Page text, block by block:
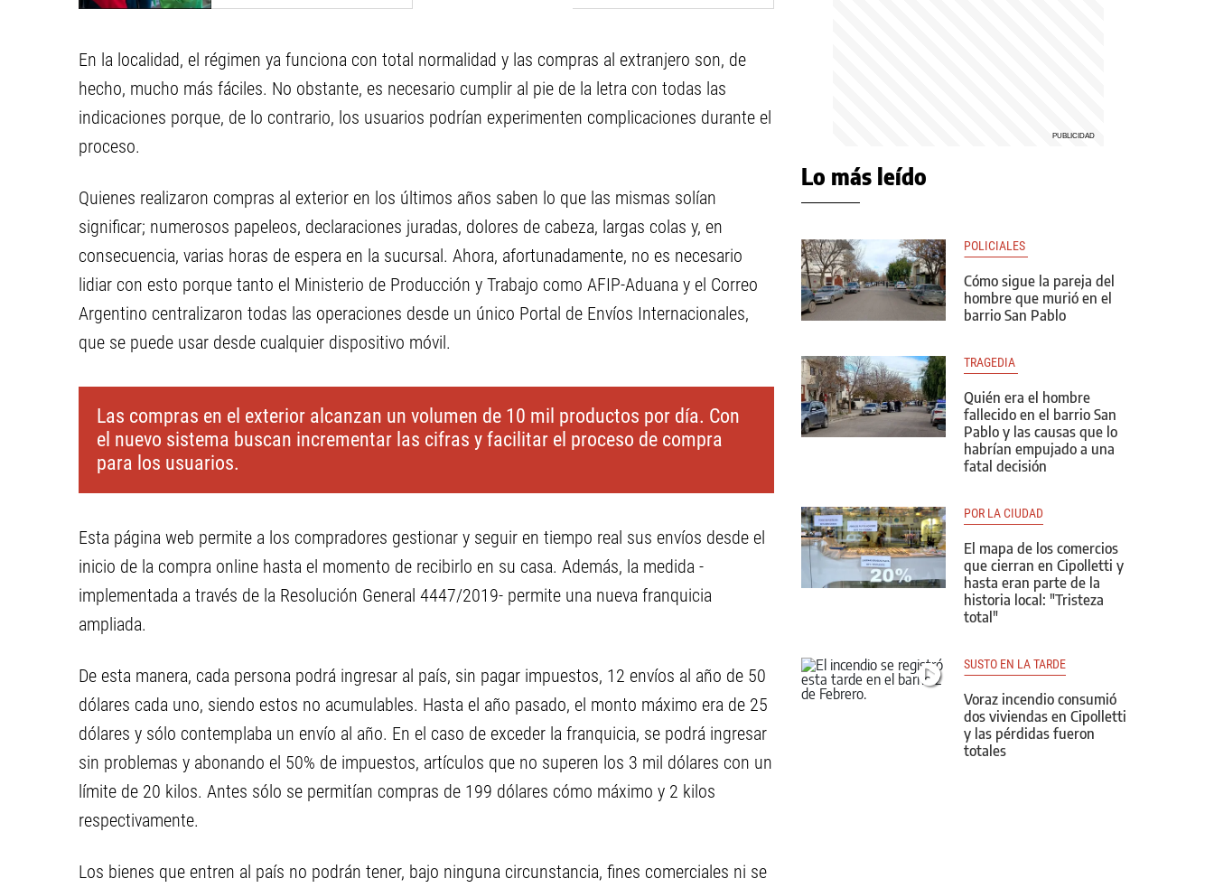
pueden acceder y dónde
gran lamento en redes
En la localidad, el régimen ya funciona con total normalidad y las compras al extranjero son, de
hecho, mucho más fáciles. No obstante, es necesario cumplir al pie de la letra con todas las
indicaciones porque, de lo contrario, los usuarios podrían experimenten complicaciones durante el
proceso.
Quienes realizaron compras al exterior en los últimos años saben lo que las mismas solían
significar; numerosos papeleos, declaraciones juradas, dolores de cabeza, largas colas y, en
consecuencia, varias horas de espera en la sucursal. Ahora, afortunadamente, no es necesario
lidiar con esto porque tanto el Ministerio de Producción y Trabajo como AFIP-Aduana y el Correo
Argentino centralizaron todas las operaciones desde un único Portal de Envíos Internacionales,
que se puede usar desde cualquier dispositivo móvil.
Las compras en el exterior alcanzan un volumen de 10 mil productos por día. Con
el nuevo sistema buscan incrementar las cifras y facilitar el proceso de compra
para los usuarios.
Esta página web permite a los compradores gestionar y seguir en tiempo real sus envíos desde el
inicio de la compra online hasta el momento de recibirlo en su casa. Además, la medida -
implementada a través de la Resolución General 4447/2019- permite una nueva franquicia
ampliada.
De esta manera, cada persona podrá ingresar al país, sin pagar impuestos, 12 envíos al año de 50
dólares cada uno, siendo estos no acumulables. Hasta el año pasado, el monto máximo era de 25
dólares y sólo contemplaba un envío al año. En el caso de exceder la franquicia, se podrá ingresar
sin problemas y abonando el 50% de impuestos, artículos que no superen los 3 mil dólares con un
límite de 20 kilos. Antes sólo se permitían compras de 199 dólares cómo máximo y 2 kilos
respectivamente.
Los bienes que entren al país no podrán tener, bajo ninguna circunstancia, fines comerciales ni se
Lo más leído
POLICIALES
Cómo sigue la pareja del
hombre que murió en el
barrio San Pablo
TRAGEDIA
Quién era el hombre
fallecido en el barrio San
Pablo y las causas que lo
habrían empujado a una
fatal decisión
POR LA CIUDAD
El mapa de los comercios
que cierran en Cipolletti y
hasta eran parte de la
historia local: "Tristeza
total"
SUSTO EN LA TARDE
Voraz incendio consumió
dos viviendas en Cipolletti
y las pérdidas fueron
totales